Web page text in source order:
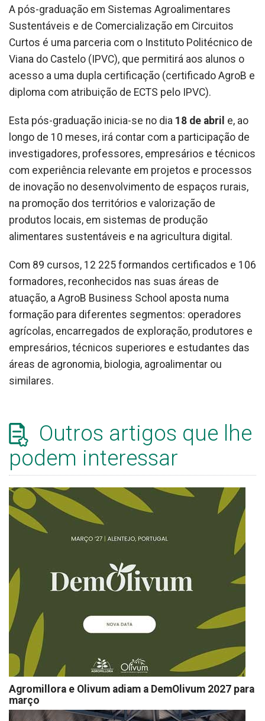
A pós-graduação em Sistemas Agroalimentares
Sustentáveis e de Comercialização em Circuitos
Curtos é uma parceria com o Instituto Politécnico de
Viana do Castelo (IPVC), que permitirá aos alunos o
acesso a uma dupla certificação (certificado AgroB e
diploma com atribuição de ECTS pelo IPVC).
Esta pós-graduação inicia-se no dia 18 de abril e, ao
longo de 10 meses, irá contar com a participação de
investigadores, professores, empresários e técnicos
com experiência relevante em projetos e processos
de inovação no desenvolvimento de espaços rurais,
na promoção dos territórios e valorização de
produtos locais, em sistemas de produção
alimentares sustentáveis e na agricultura digital.
Com 89 cursos, 12 225 formandos certificados e 106
formadores, reconhecidos nas suas áreas de
atuação, a AgroB Business School aposta numa
formação para diferentes segmentos: operadores
agrícolas, encarregados de exploração, produtores e
empresários, técnicos superiores e estudantes das
áreas de agronomia, biologia, agroalimentar ou
similares.
Outros artigos que lhe
podem interessar
Agromillora e Olivum adiam a DemOlivum 2027 para
março